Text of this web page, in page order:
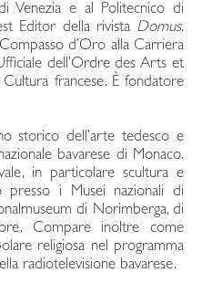
Venezia e al Politecnico di
Editor della rivista Domus.
d’Oro alla Carriera
dell’Ordre des Arts et
francese. È fondatore
storico dell’arte tedesco e
bavarese di Monaco.
in particolare scultura e
presso i Musei nazionali di
di Norimberga, di
Compare inoltre come
religiosa nel programma
radiotelevisione bavarese.